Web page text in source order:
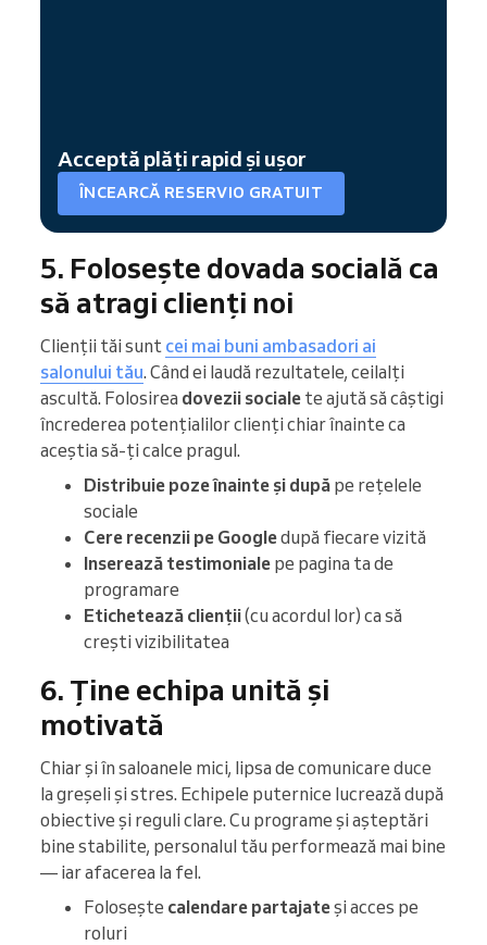
Acceptă plăți rapid și ușor
ÎNCEARCĂ RESERVIO GRATUIT
5. Folosește dovada socială ca
să atragi clienți noi
Clienții tăi sunt cei mai buni ambasadori ai
salonului tău. Când ei laudă rezultatele, ceilalți
ascultă. Folosirea dovezii sociale te ajută să câștigi
încrederea potențialilor clienți chiar înainte ca
aceștia să-ți calce pragul.
Distribuie poze înainte și după pe rețelele
sociale
Cere recenzii pe Googledupă fiecare vizită
Inserează testimoniale pe pagina ta de
programare
Etichetează clienții(cu acordul lor) ca să
crești vizibilitatea
6. Ține echipa unită și
motivată
Chiar și în saloanele mici, lipsa de comunicare duce
la greșeli și stres. Echipele puternice lucrează după
obiective și reguli clare. Cu programe și așteptări
bine stabilite, personalul tău performează mai bine
— iar afacerea la fel.
Folosește calendare partajateși acces pe
roluri